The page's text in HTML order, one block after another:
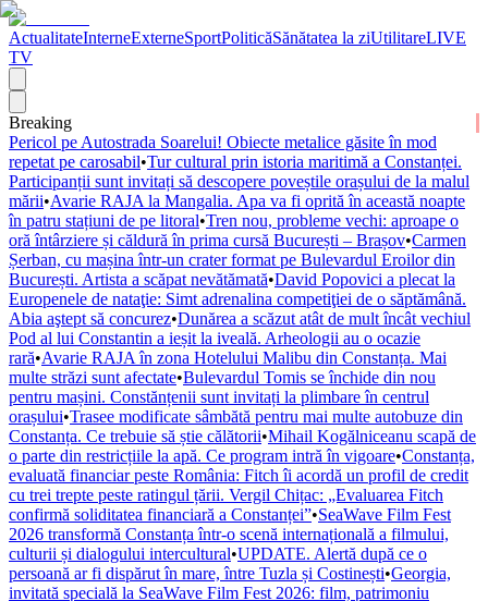
ActualitateInterneExterneSportPoliticăSănătatea la ziUtilitareLIVE
TV
Breaking
Pericol pe Autostrada Soarelui! Obiecte metalice găsite în mod
repetat pe carosabil•Tur cultural prin istoria maritimă a Constanței.
Participanții sunt invitați să descopere poveștile orașului de la malul
mării•Avarie RAJA la Mangalia. Apa va fi oprită în această noapte
în patru stațiuni de pe litoral•Tren nou, probleme vechi: aproape o
oră întârziere și căldură în prima cursă București – Brașov•Carmen
Șerban, cu mașina într-un crater format pe Bulevardul Eroilor din
București. Artista a scăpat nevătămată•David Popovici a plecat la
Europenele de nataţie: Simt adrenalina competiţiei de o săptămână.
Abia aştept să concurez•Dunărea a scăzut atât de mult încât vechiul
Pod al lui Constantin a ieșit la iveală. Arheologii au o ocazie
rară•Avarie RAJA în zona Hotelului Malibu din Constanța. Mai
multe străzi sunt afectate•Bulevardul Tomis se închide din nou
pentru mașini. Constănțenii sunt invitați la plimbare în centrul
orașului•Trasee modificate sâmbătă pentru mai multe autobuze din
Constanța. Ce trebuie să știe călătorii•Mihail Kogălniceanu scapă de
o parte din restricțiile la apă. Ce program intră în vigoare•Constanța,
evaluată financiar peste România: Fitch îi acordă un profil de credit
cu trei trepte peste ratingul țării. Vergil Chițac: „Evaluarea Fitch
confirmă soliditatea financiară a Constanței”•SeaWave Film Fest
2026 transformă Constanța într-o scenă internațională a filmului,
culturii și dialogului intercultural•UPDATE. Alertă după ce o
persoană ar fi dispărut în mare, între Tuzla și Costinești•Georgia,
invitată specială la SeaWave Film Fest 2026: film, patrimoniu